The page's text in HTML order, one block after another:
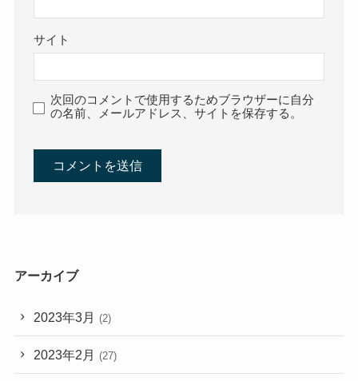
サイト
次回のコメントで使用するためブラウザーに自分
の名前、メールアドレス、サイトを保存する。
アーカイブ
2023年3月 (2)
2023年2月 (27)